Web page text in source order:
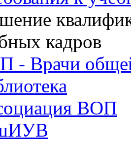
кадров
- Врачи
ВОП